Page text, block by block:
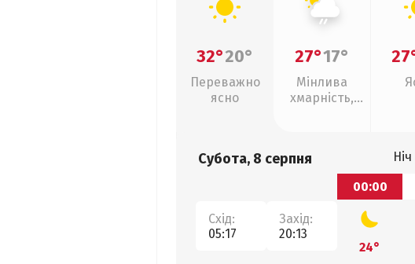
32°20°
Переважно
ясно
27°17°
Мінлива
хмарність,
Субота, 8 серпня
Схід:
05:17
Захід:
20:13
Ніч
00:00
24°